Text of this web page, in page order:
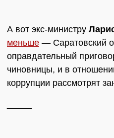
А вот экс-министру
меньше — Саратовский
оправдательный
чиновницы, и в
коррупции рассмотрят